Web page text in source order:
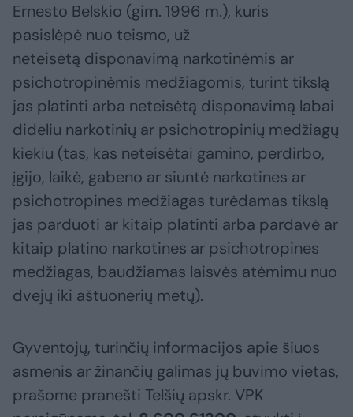
Ernesto Belskio (gim. 1996 m.), kuris
pasislėpė nuo teismo, už
neteisėtą disponavimą narkotinėmis ar
psichotropinėmis medžiagomis, turint tikslą
jas platinti arba neteisėtą disponavimą labai
dideliu narkotinių ar psichotropinių medžiagų
kiekiu (tas, kas neteisėtai gamino, perdirbo,
įgijo, laikė, gabeno ar siuntė narkotines ar
psichotropines medžiagas turėdamas tikslą
jas parduoti ar kitaip platinti arba pardavė ar
kitaip platino narkotines ar psichotropines
medžiagas, baudžiamas laisvės atėmimu nuo
dvejų iki aštuonerių metų).
Gyventojų, turinčių informacijos apie šiuos
asmenis ar žinančių galimas jų buvimo vietas,
prašome pranešti Telšių apskr. VPK